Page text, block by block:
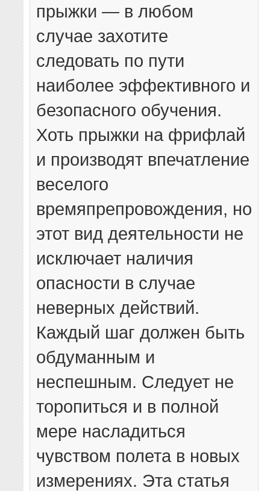
прыжки — в любом
случае захотите
следовать по пути
наиболее эффективного и
безопасного обучения.
Хоть прыжки на фрифлай
и производят впечатление
веселого
времяпрепровождения, но
этот вид деятельности не
исключает наличия
опасности в случае
неверных действий.
Каждый шаг должен быть
обдуманным и
неспешным. Следует не
торопиться и в полной
мере насладиться
чувством полета в новых
измерениях. Эта статья